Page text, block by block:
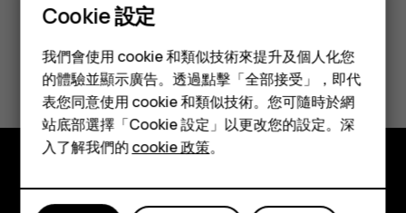
智慧型手機
功能型手機
配件
平板電腦
您認為這有幫助嗎？
是 否
探索
Cookie 設定
我們會使用 cookie 和類似技術來提升及個人化您
的體驗並顯示廣告。透過點擊「全部接受」，即代
表您同意使用 cookie 和類似技術。您可隨時於網
站底部選擇「Cookie 設定」以更改您的設定。深
入了解我們的cookie 政策。